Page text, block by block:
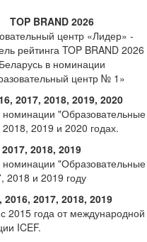
TOP BRAND 2026
центр «Лидер» -
рейтинга TOP BRAND 2026
Беларусь в номинации
центр № 1»
2017, 2018, 2019, 2020
"Образовательные
2019 и 2020 годах.
2018, 2019
"Образовательные
2018 и 2019 году
2017, 2018, 2019
2015 года от международной
ICEF.